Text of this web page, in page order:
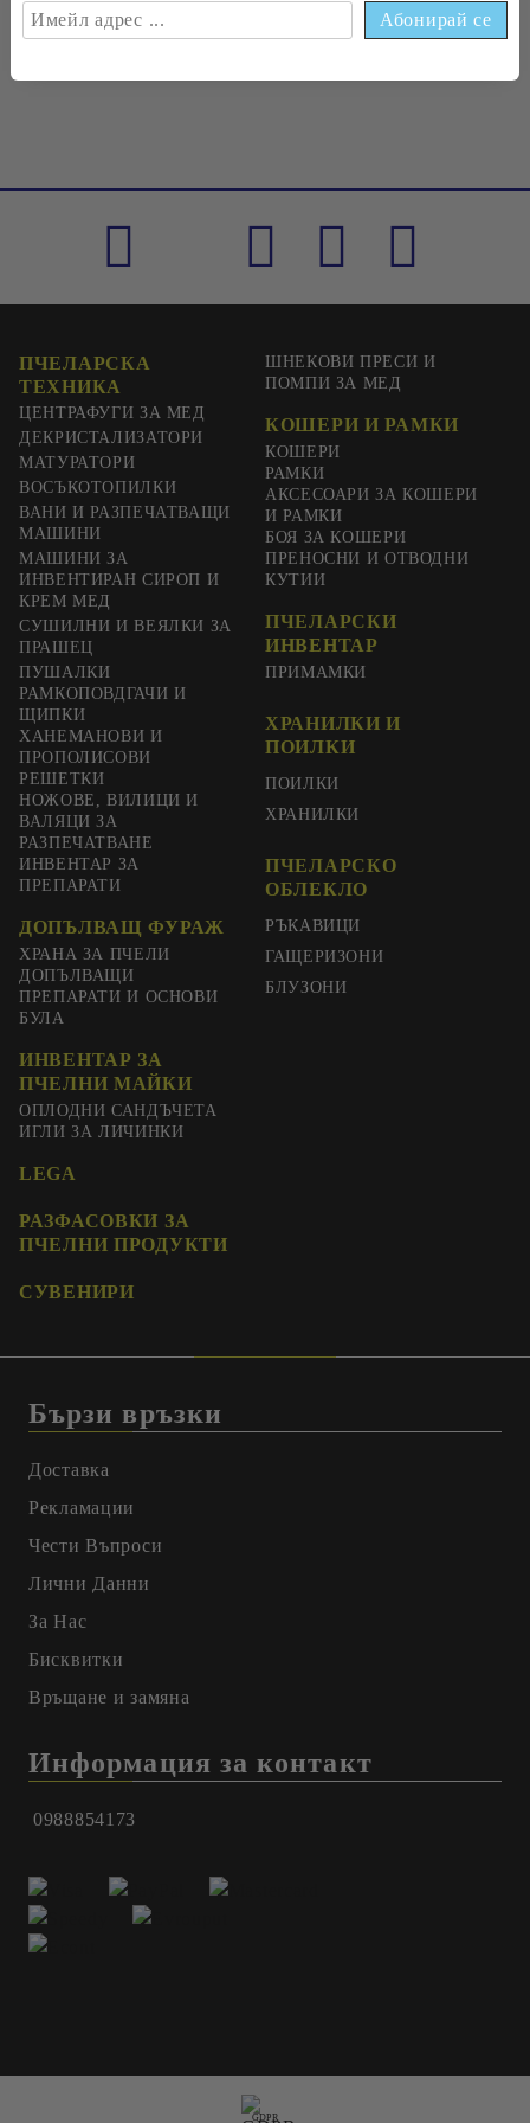
€033 065лв.
ПЧЕЛАРСКА
ТЕХНИКА
ЦЕНТРАФУГИ ЗА МЕД
ДЕКРИСТАЛИЗАТОРИ
МАТУРАТОРИ
ВОСЪКОТОПИЛКИ
ВАНИ И РАЗПЕЧАТВАЩИ
МАШИНИ
МАШИНИ ЗА
ИНВЕНТИРАН СИРОП И
КРЕМ МЕД
СУШИЛНИ И ВЕЯЛКИ ЗА
ПРАШЕЦ
ШНЕКОВИ ПРЕСИ И
ПОМПИ ЗА МЕД
КОШЕРИ И РАМКИ
КОШЕРИ
РАМКИ
АКСЕСОАРИ ЗА КОШЕРИ
И РАМКИ
БОЯ ЗА КОШЕРИ
ПРЕНОСНИ И ОТВОДНИ
КУТИИ
ПЧЕЛАРСКИ
ИНВЕНТАР
ПУШАЛКИ
РАМКОПОВДГАЧИ И
ЩИПКИ
ХАНЕМАНОВИ И
ПРОПОЛИСОВИ
РЕШЕТКИ
НОЖОВЕ, ВИЛИЦИ И
ВАЛЯЦИ ЗА
РАЗПЕЧАТВАНЕ
ИНВЕНТАР ЗА
ПРЕПАРАТИ
ДОПЪЛВАЩ ФУРАЖ
ХРАНА ЗА ПЧЕЛИ
ДОПЪЛВАЩИ
ПРЕПАРАТИ И ОСНОВИ
ПРИМАМКИ
ХРАНИЛКИ И
ПОИЛКИ
ПОИЛКИ
ХРАНИЛКИ
ПЧЕЛАРСКО
ОБЛЕКЛО
РЪКАВИЦИ
ГАЩЕРИЗОНИ
БЛУЗОНИ
БУЛА
ИНВЕНТАР ЗА
ПЧЕЛНИ МАЙКИ
ОПЛОДНИ САНДЪЧЕТА
ИГЛИ ЗА ЛИЧИНКИ
LEGA
РАЗФАСОВКИ ЗА
ПЧЕЛНИ ПРОДУКТИ
СУВЕНИРИ
Бързи връзки
Доставка
Рекламации
Чести Въпроси
Лични Данни
За Нас
Бисквитки
Връщане и замяна
Информация за контакт
0988854173
GDPR